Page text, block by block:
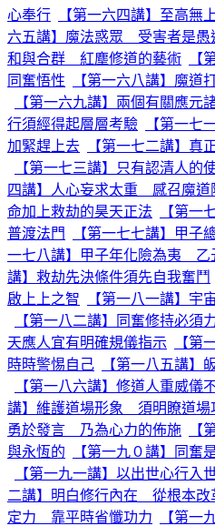
心奉行
【第一六四講】至高無
六五講】魔法惑眾 受害者是愚
和與合群 紅塵修道的藝術
【
同奮悟性
【第一六八講】魔
【第一六九講】兩個有關應元
行須經得起層層考驗
【第一七
加緊趕上去
【第一七二講】真
【第一七三講】只有認清人
四講】人心妄求太重 感召魔道
命加上救劫的昊天正法
【第一
普渡法門
【第一七七講】甲
一七八講】甲子年化險為夷 乙
講】救劫先決條件須先自我奮鬥
啟上上之智
【第一八一講】
【第一八二講】同奮修持必須
天應人宜有明確規儀指示
【第
時時警惕自己
【第一八五講】
【第一八六講】修道人重威儀
講】維護道場形象 須明瞭道場
勇於發言 乃為心力的佈施
【
與永恆的
【第一九０講】同
【第一九一講】以出世心行
二講】明白修行內在 從根本改
定力 靠平時省懺功力
【第一